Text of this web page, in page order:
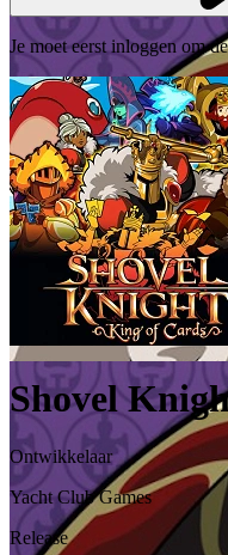
Je moet eerst inloggen om
Shovel
Ontwikkelaar
Yacht Club Games
Release